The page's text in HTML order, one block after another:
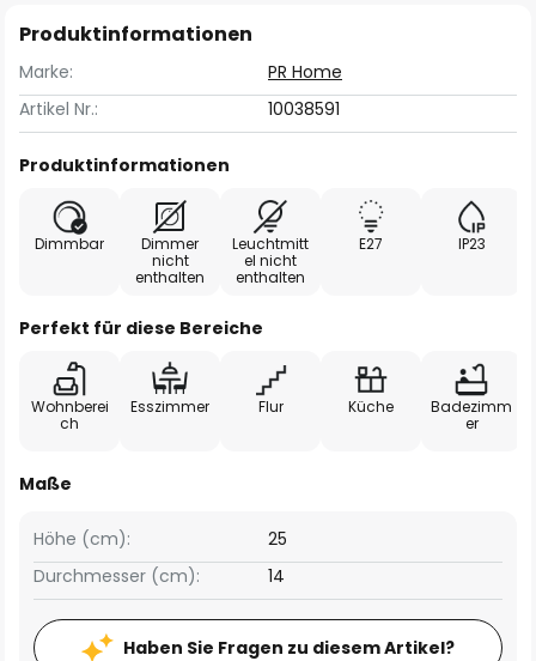
Produktinformationen
Marke:
PR Home
Artikel Nr.:
10038591
Produktinformationen
Dimmbar
Dimmer
nicht
enthalten
Leuchtmitt
el nicht
enthalten
E27 IP23
Perfekt für diese Bereiche
Wohnberei
ch
Esszimmer Flur Küche
Badezimm
er
Maße
Höhe (cm):
25
Durchmesser (cm):
14
Haben Sie Fragen zu diesem Artikel?